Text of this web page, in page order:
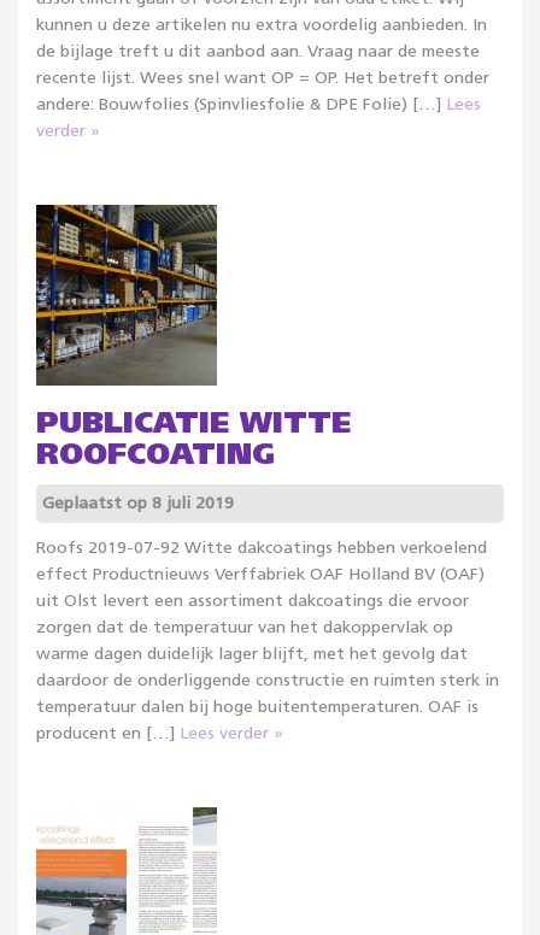
kunnen u deze artikelen nu extra voordelig aanbieden. In
de bijlage treft u dit aanbod aan. Vraag naar de meeste
recente lijst. Wees snel want OP = OP. Het betreft onder
andere: Bouwfolies (Spinvliesfolie & DPE Folie) […]
Lees
verder »
PUBLICATIE WITTE
ROOFCOATING
Geplaatst op 8 juli 2019
Roofs 2019-07-92 Witte dakcoatings hebben verkoelend
effect Productnieuws Verffabriek OAF Holland BV (OAF)
uit Olst levert een assortiment dakcoatings die ervoor
zorgen dat de temperatuur van het dakoppervlak op
warme dagen duidelijk lager blijft, met het gevolg dat
daardoor de onderliggende constructie en ruimten sterk in
temperatuur dalen bij hoge buitentemperaturen. OAF is
producent en […]
Lees verder »